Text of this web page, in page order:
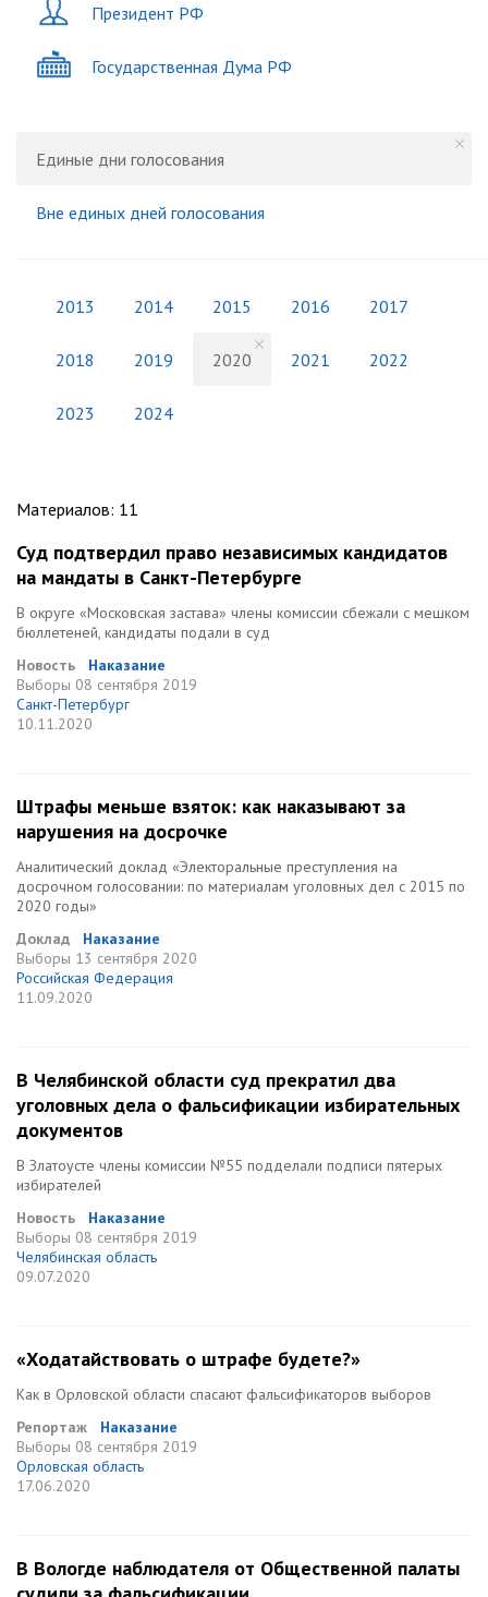
Президент РФ
Государственная Дума РФ
Единые дни голосования
Вне единых дней голосования
2013 2014 2015 2016 2017
2018 2019 2020 2021 2022
2023 2024
Материалов: 11
Суд подтвердил право независимых кандидатов
на мандаты в Санкт-Петербурге
В округе «Московская застава» члены комиссии сбежали с мешком
бюллетеней, кандидаты подали в суд
Новость
Наказание
Выборы 08 сентября 2019
Санкт-Петербург
10.11.2020
Штрафы меньше взяток: как наказывают за
нарушения на досрочке
Аналитический доклад «Электоральные преступления на
досрочном голосовании: по материалам уголовных дел с 2015 по
2020 годы»
Доклад
Наказание
Выборы 13 сентября 2020
Российская Федерация
11.09.2020
В Челябинской области суд прекратил два
уголовных дела о фальсификации избирательных
документов
В Златоусте члены комиссии №55 подделали подписи пятерых
избирателей
Новость
Наказание
Выборы 08 сентября 2019
Челябинская область
09.07.2020
«Ходатайствовать о штрафе будете?»
Как в Орловской области спасают фальсификаторов выборов
Репортаж
Наказание
Выборы 08 сентября 2019
Орловская область
17.06.2020
В Вологде наблюдателя от Общественной палаты